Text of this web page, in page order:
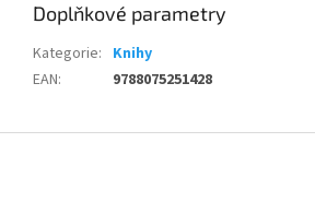
Doplňkové parametry
Kategorie: Knihy
EAN: 9788075251428